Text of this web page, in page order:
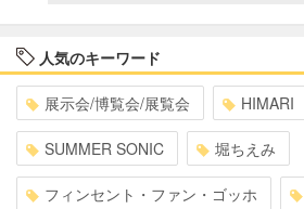
人気のキーワード
展示会/博覧会/展覧会 HIMARI
SUMMER SONIC 堀ちえみ
フィンセント・ファン・ゴッホ